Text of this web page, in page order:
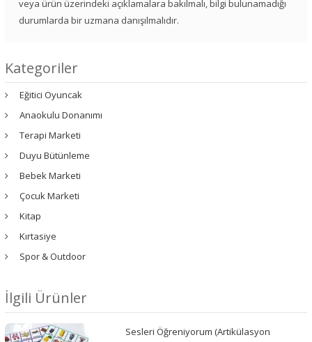
veya ürün üzerindeki açıklamalara bakılmalı, bilgi bulunamadığı
durumlarda bir uzmana danışılmalıdır.
Kategoriler
Eğitici Oyuncak
Anaokulu Donanımı
Terapi Marketi
Duyu Bütünleme
Bebek Marketi
Çocuk Marketi
Kitap
Kırtasiye
Spor & Outdoor
İlgili Ürünler
Sesleri Öğreniyorum (Artikülasyon